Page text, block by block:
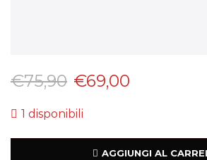
€75,90 €69,00
1 disponibili
AGGIUNGI AL